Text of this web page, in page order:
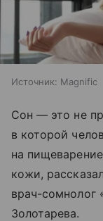
Источник: Magnific
Сон — это не
в которой
на
кожи,
врач-сомнолог
Золотарева.